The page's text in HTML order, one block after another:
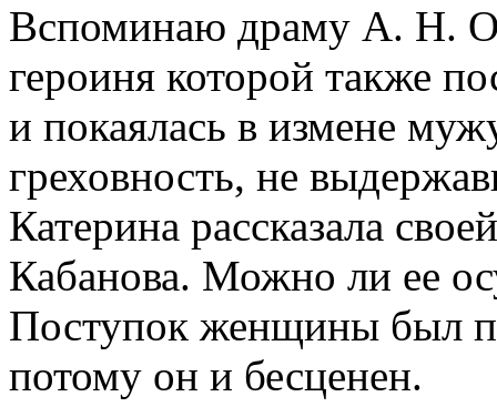
Вспоминаю драму А. Н.
героиня которой также
и покаялась в измене
греховность, не
Катерина рассказала
Кабанова. Можно ли ее
Поступок женщины был
потому он и бесценен.